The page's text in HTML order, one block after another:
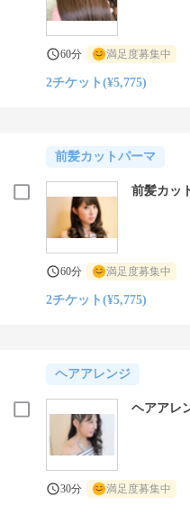
60分 満足度募集中
2チケット(¥5,775)
前髪カットパーマ
前髪カッ
60分 満足度募集中
2チケット(¥5,775)
ヘアアレンジ
ヘアアレ
30分 満足度募集中